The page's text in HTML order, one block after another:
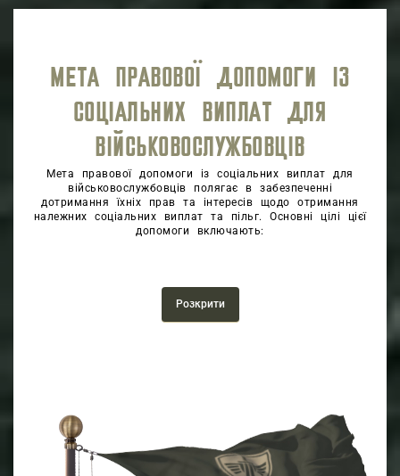
МЕТА ПРАВОВОЇ ДОПОМОГИ ІЗ
СОЦІАЛЬНИХ ВИПЛАТ ДЛЯ
ВІЙСЬКОВОСЛУЖБОВЦІВ
Мета правової допомоги із соціальних виплат для
військовослужбовців полягає в забезпеченні
дотримання їхніх прав та інтересів щодо отримання
належних соціальних виплат та пільг. Основні цілі цієї
допомоги включають:
виплат, пільг та компенсацій.
Правова підтримка:Надання кваліфікованих
Виправлення помилок:
Виявлення та виправлення
помилок у нарахуванні та виплаті соціальних
допомог, що сприяє отриманню повного обсягу
належних виплат.
Розкрити